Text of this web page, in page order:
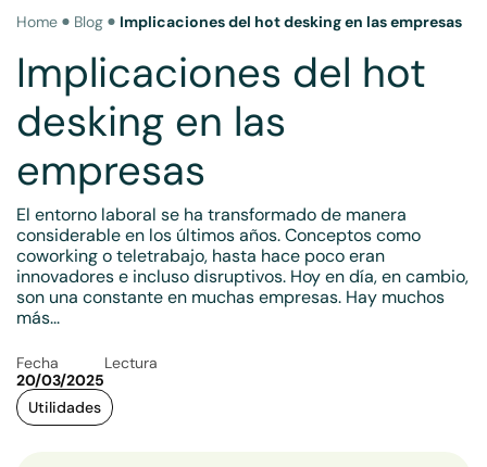
Home Blog Implicaciones del hot desking en las empresas
Implicaciones del hot
desking en las
empresas
El entorno laboral se ha transformado de manera
considerable en los últimos años. Conceptos como
coworking o teletrabajo, hasta hace poco eran
innovadores e incluso disruptivos. Hoy en día, en cambio,
son una constante en muchas empresas. Hay muchos
más...
Fecha
20/03/2025
Lectura
Utilidades